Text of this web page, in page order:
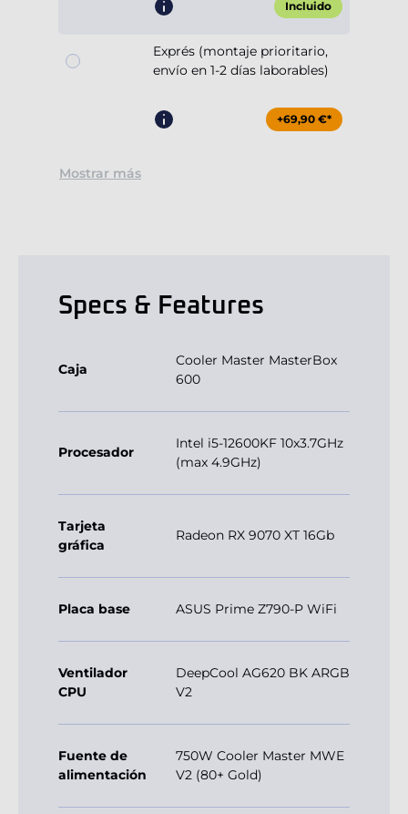
Incluido
Exprés (montaje prioritario,
envío en 1-2 días laborables)
+69,90 €*
Mostrar más
Specs & Features
Caja
Cooler Master MasterBox
600
Procesador
Intel i5-12600KF 10x3.7GHz
(max 4.9GHz)
Tarjeta
gráfica
Radeon RX 9070 XT 16Gb
Placa base ASUS Prime Z790-P WiFi
Ventilador
CPU
DeepCool AG620 BK ARGB
V2
Fuente de
alimentación
750W Cooler Master MWE
V2 (80+ Gold)